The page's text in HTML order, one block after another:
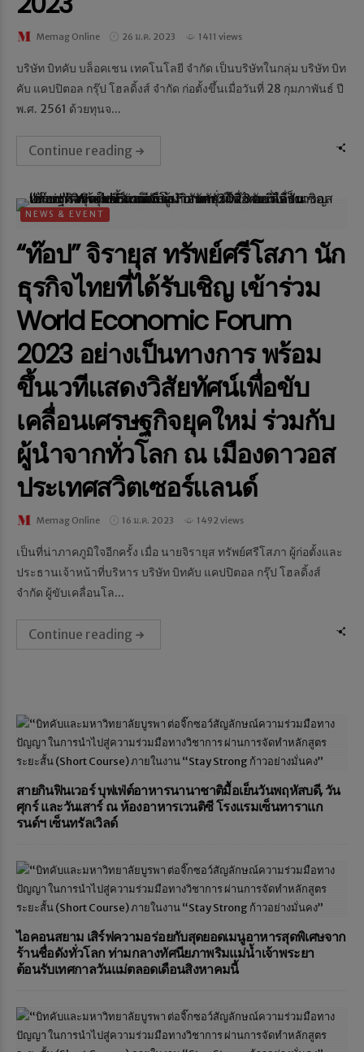
Memag Online 26 ม.ค. 2023 1411 views
บริษัท บิทคับ บล็อคเชน เทคโนโลยี จำกัด เป็นบริษัทในกลุ่ม บริษัท บิท
คับ แคปปิตอล กรุ๊ป โฮลดิ้งส์ จำกัด ก่อตั้งขึ้นเมื่อวันที่ 28 กุมภาพันธ์ ปี
พ.ศ. 2561 ด้วยทุนจ...
Continue reading
NEWS & EVENT
“ท๊อป” จิรายุส ทรัพย์ศรีโสภา นัก
ธุรกิจไทยที่ได้รับเชิญ เข้าร่วม
World Economic Forum
2023 อย่างเป็นทางการ พร้อม
ขึ้นเวทีแสดงวิสัยทัศน์เพื่อขับ
เคลื่อนเศรษฐกิจยุคใหม่ ร่วมกับ
ผู้นำจากทั่วโลก ณ เมืองดาวอส
ประเทศสวิตเซอร์แลนด์
Memag Online 16 ม.ค. 2023 1492 views
เป็นที่น่าภาคภูมิใจอีกครั้ง เมื่อ นายจิรายุส ทรัพย์ศรีโสภา ผู้ก่อตั้งและ
ประธานเจ้าหน้าที่บริหาร บริษัท บิทคับ แคปปิตอล กรุ๊ป โฮลดิ้งส์
จำกัด ผู้ขับเคลื่อนโล...
Continue reading
สายกินฟินเวอร์ บุฟเฟ่ต์อาหารนานาชาติมื้อเย็นวันพฤหัสบดี, วัน
ศุกร์ และวันเสาร์ ณ ห้องอาหารเวนติซี โรงแรมเซ็นทาราแก
รนด์ฯ เซ็นทรัลเวิลด์
ไอคอนสยาม เสิร์ฟความอร่อยกับสุดยอดเมนูอาหารสุดพิเศษจาก
ร้านชื่อดังทั่วโลก ท่ามกลางทัศนียภาพริมแม่น้ำเจ้าพระยา
ต้อนรับเทศกาลวันแม่ตลอดเดือนสิงหาคมนี้